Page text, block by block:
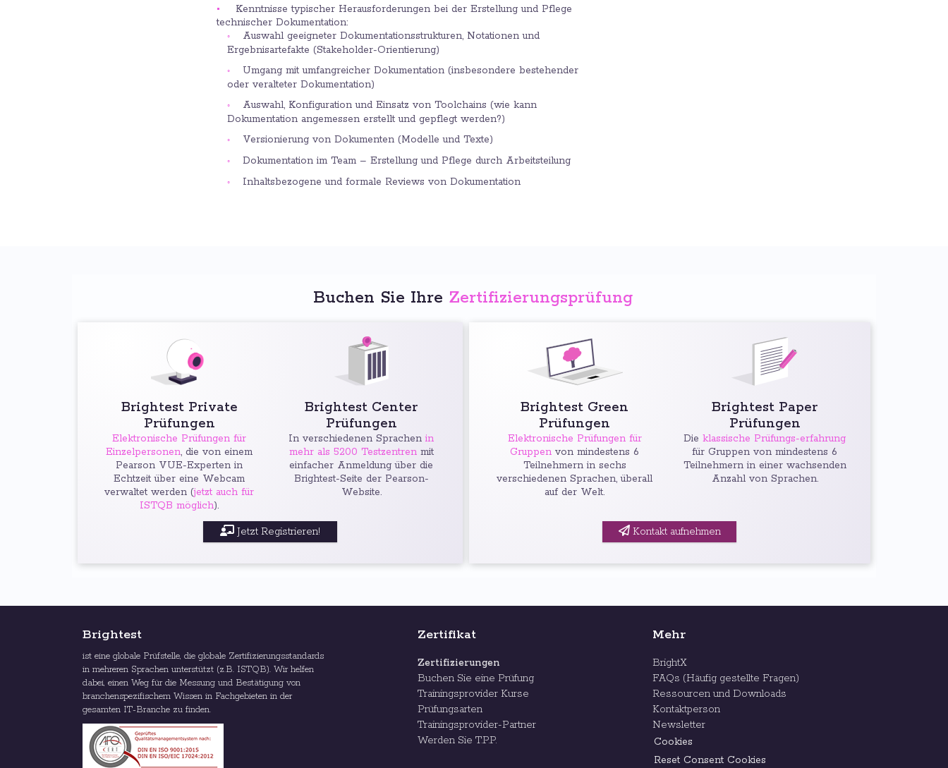
Kenntnisse typischer Herausforderungen bei der Erstellung und Pflege
technischer Dokumentation:
Auswahl geeigneter Dokumentationsstrukturen, Notationen und
Ergebnisartefakte (Stakeholder-Orientierung)
Umgang mit umfangreicher Dokumentation (insbesondere bestehender
oder veralteter Dokumentation)
Auswahl, Konfiguration und Einsatz von Toolchains (wie kann
Dokumentation angemessen erstellt und gepflegt werden?)
Versionierung von Dokumenten (Modelle und Texte)
Dokumentation im Team – Erstellung und Pflege durch Arbeitsteilung
Inhaltsbezogene und formale Reviews von Dokumentation
Buchen Sie Ihre Zertifizierungsprüfung:
Brightest Private
Prüfungen
Elektronische Prüfungen für
Einzelpersonen, die von einem
Pearson VUE-Experten in
Echtzeit über eine Webcam
verwaltet werden (jetzt auch für
ISTQB möglich).
Brightest Center
Prüfungen
In verschiedenen Sprachen in
mehr als 5200 Testzentrenmit
einfacher Anmeldung über die
Brightest-Seite der Pearson-
Website.
Jetzt Registrieren!
Brightest Green
Prüfungen
Elektronische Prüfungen für
Gruppen von mindestens 6
Teilnehmern in sechs
verschiedenen Sprachen, überall
auf der Welt.
Brightest Paper
Prüfungen
Dieklassische Prüfungs-erfahrung
für Gruppen von mindestens 6
Teilnehmern in einer wachsenden
Anzahl von Sprachen.
Kontakt aufnehmen
Brightest
ist eine globale Prüfstelle, die globale Zertifizierungsstandards
in mehreren Sprachen unterstützt (z.B. ISTQB). Wir helfen
dabei, einen Weg für die Messung und Bestätigung von
branchenspezifischem Wissen in Fachgebieten in der
gesamten IT-Branche zu finden.
Zertifikat
Zertifizierungen
Buchen Sie eine Prüfung
Trainingsprovider Kurse
Prüfungsarten
Trainingsprovider-Partner
Werden Sie T.P.P.
Mehr
BrightX
FAQs (Häufig gestellte Fragen)
Ressourcen und Downloads
Kontaktperson
Newsletter
Cookies
Reset Consent Cookies